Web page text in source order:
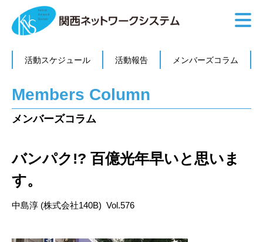
活動スケジュール 活動報告 メンバーズコラム
Members Column
メンバーズコラム
バンパク!? 百億光年早いと思いま
す。
中島淳 (株式会社140B) Vol.576